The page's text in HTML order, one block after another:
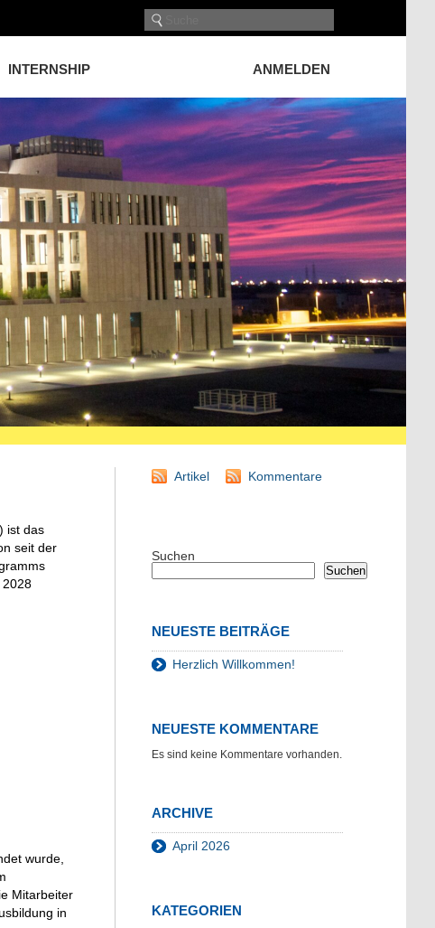
INTERNSHIP ANMELDEN
ist das
seit der
2028
wurde,
Mitarbeiter
in
Artikel Kommentare
Suchen
Suchen
NEUESTE BEITRÄGE
Herzlich Willkommen!
NEUESTE KOMMENTARE
Es sind keine Kommentare vorhanden.
ARCHIVE
April 2026
KATEGORIEN